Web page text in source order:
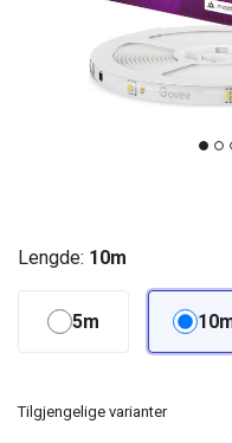
Lengde: 10m
5m
Tilgjengelige varianter